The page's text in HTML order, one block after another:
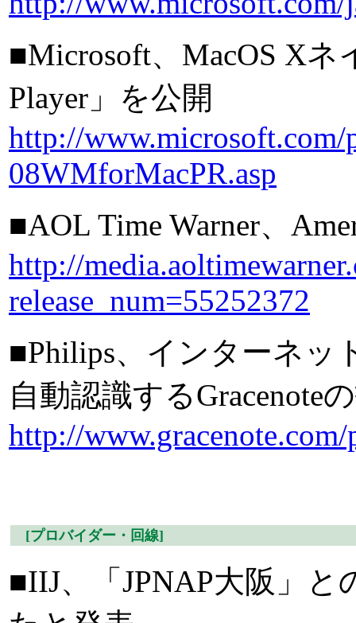
■Microsoft、MacOS Xネ
Player」を公開
http://www.microsoft.com/
08WMforMacPR.asp
■AOL Time Warner、
http://
release_num=55252372
■Philips、インターネッ
自動認識するGracenote
http://
[プロバイダー・回線]
■IIJ、「JPNAP大阪」と